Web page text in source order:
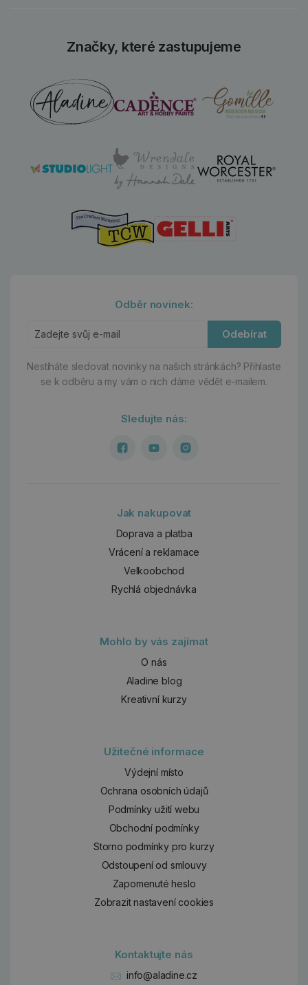
Značky, které zastupujeme
Odběr novinek:
Odebírat
Nestíháte sledovat novinky na našich stránkách? Přihlaste
se k odběru a my vám o nich dáme vědět e-mailem.
Sledujte nás:
Jak nakupovat
Doprava a platba
Vrácení a reklamace
Velkoobchod
Rychlá objednávka
Mohlo by vás zajímat
O nás
Aladine blog
Kreativní kurzy
Užitečné informace
Výdejní místo
Ochrana osobních údajů
Podmínky užití webu
Obchodní podmínky
Storno podmínky pro kurzy
Odstoupení od smlouvy
Zapomenuté heslo
Zobrazit nastavení cookies
Kontaktujte nás
info@aladine.cz